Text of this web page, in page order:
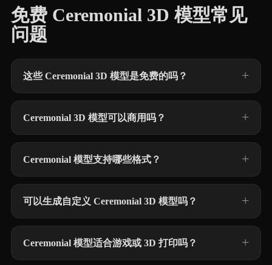
免费 Ceremonial 3D 模型常见
问题
这些 Ceremonial 3D 模型是免费的吗？
Ceremonial 3D 模型可以商用吗？
Ceremonial 模型支持哪些格式？
可以生成自定义 Ceremonial 3D 模型吗？
Ceremonial 模型适合游戏或 3D 打印吗？